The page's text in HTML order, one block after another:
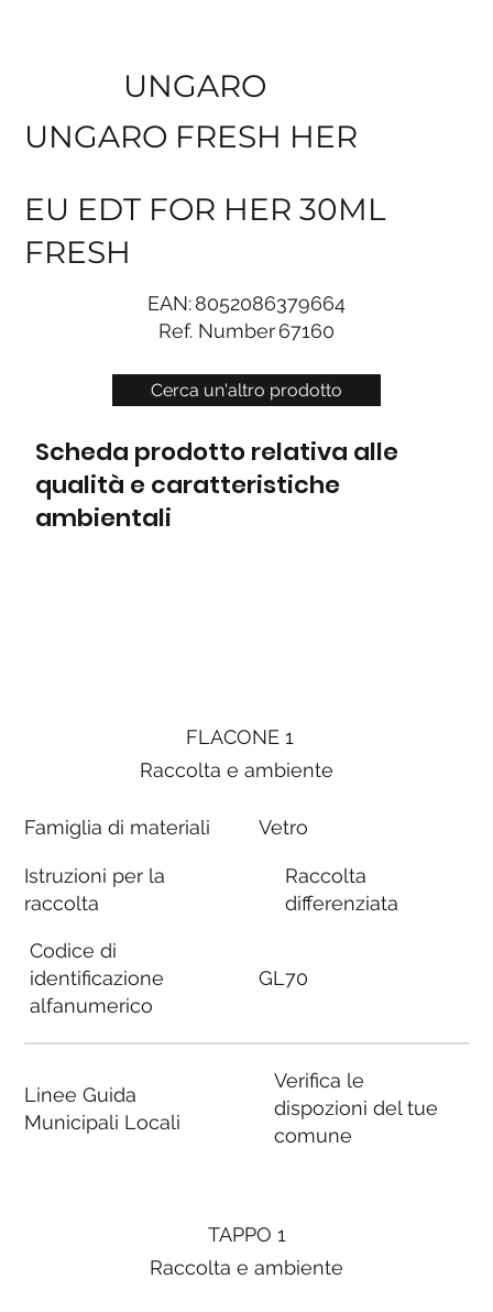
Cerca un'altro prodotto
UNGARO
UNGARO FRESH HER
EU EDT FOR HER 30ML
FRESH
EAN:8052086379664
Ref. Number67160
Scheda prodotto relativa alle
qualità e caratteristiche
ambientali
FLACONE 1
Raccolta e ambiente
Famiglia di materiali
Istruzioni per la
raccolta
Codice di
identificazione
alfanumerico
Linee Guida
Municipali Locali
Vetro
Raccolta
differenziata
GL70
Verifica le
dispozioni del tue
comune
TAPPO 1
Raccolta e ambiente